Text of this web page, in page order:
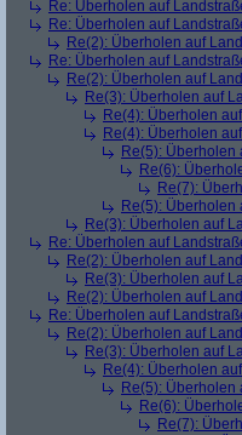
Re: Überholen auf
Re: Überholen auf
Re(2): Überholen auf
Re: Überholen auf
Re(2): Überholen auf
Re(3): Überholen auf
Re(4): Überholen
Re(4): Überholen
Re(5): Überholen
Re(6):
Re(7):
Re(5): Überholen
Re(3): Überholen auf
Re: Überholen auf
Re(2): Überholen auf
Re(3): Überholen auf
Re(2): Überholen auf
Re: Überholen auf
Re(2): Überholen auf
Re(3): Überholen auf
Re(4): Überholen
Re(5): Überholen
Re(6):
Re(7):